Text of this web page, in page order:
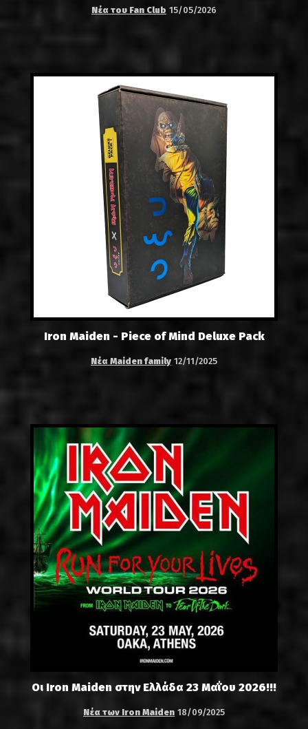
Νέα του Fan Club 15/05/2026
Iron Maiden - Piece of Mind Deluxe Pack
Νέα Maiden family 12/11/2025
Οι Iron Maiden στην Ελλάδα 23 Μαΐου 2026!!!
Νέα των Iron Maiden 18/09/2025